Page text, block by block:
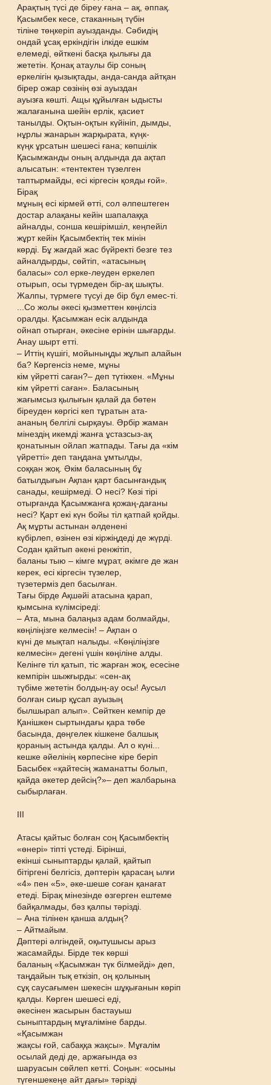
Арақтың түсі де біреу ғана – ақ, әппақ.
Қасымбек кесе, стаканның түбін
тіліне төңкеріп ауызданды. Сәбидің
ондай ұсақ еркіндігін ілкіде ешкім
елемеді, өйткені басқа қылығы да
жететін. Қонақ атаулы бір соның
еркелігін қызықтады, анда-санда айтқан
бірер ожар сөзінің өзі ауыздан
ауызға көшті. Ащы құйылған ыдысты
жалағанына шейін ерлік, қасиет
танылды. Оқтын-оқтын күйініп, дымды,
нұрлы жанарын жарқырата, күңк-
күңк ұрсатын шешесі ғана; көпшілік
Қасымжанды оның алдында да ақтап
алысатын: «тентектен түзелген
таптырмайды, есі кіргесін қояды ғой».
Бірақ
мұның есі кірмей өтті, сол әлпештеген
достар алақаны кейін шапалаққа
айналды, сонша кешірімшіл, кеңпейіл
жұрт кейін Қасымбектің тек мінін
көрді. Бұ жағдай жас бүйректі безге тез
айналдырды, сөйтіп, «атасының
баласы» сол ерке-леуден еркелеп
отырып, осы түрмеден бір-ақ шықты.
Жалпы, түрмеге түсуі де бір бұл емес-ті.
...Со жолы әкесі қызметтен көңілсіз
оралды. Қасымжан есік алдында
ойнап отырған, әкесіне ерінін шығарды.
Анау шырт етті.
– Иттің күшігі, мойыныңды жұлып алайын
ба? Көргенсіз неме, мұны
кім үйретті саған?– деп түтіккен. «Мұны
кім үйретті саған». Баласының
жағымсыз қылығын қалай да бөтен
біреуден көргісі кеп тұратын ата-
ананың белгілі сырқауы. Әрбір жаман
мінездің икемді жанға ұстазсыз-ақ
қонатынын ойлап жатпады. Тағы да «кім
үйретті» деп таңдана ұмтылды,
соққан жоқ. Әкім баласының бұ
батылдығын Ақпан қарт басынғандық
санады, кешірмеді. О несі? Көзі тірі
отырғанда Қасымжанға қожаң-дағаны
несі? Қарт екі күн бойы тіл қатпай қойды.
Ақ мұрты астынан әлденені
күбірлеп, өзінен өзі кіржіңдеді де жүрді.
Содан қайтып әкені ренжітіп,
баланы тыю – кімге мұрат, әкімге де жан
керек, есі кіргесін түзелер,
түзетерміз деп басылған.
Тағы бірде Ақшәйі атасына қарап,
қымсына күлімсіреді:
– Ата, мына балаңыз адам болмайды,
көңіліңізге келмесін! – Ақпан о
күні де мықтап налыды. «Көңіліңізге
келмесін» дегені үшін көңіліне алды.
Келінге тіл қатып, тіс жарған жоқ, есесіне
кемпірін шыжғырды: «сен-ақ
түбіме жететін болдың-ау осы! Аусыл
болған сиыр құсап ауызың
былшырап алып». Сөйткен кемпір де
Қанішкен сыртындағы қара төбе
басында, дөңгелек кішкене балшық
қораның астында қалды. Ал о күні...
кешке әйелінің көрпесіне кіре беріп
Басыбек «қайтесің жаманатты болып,
қайда әкетер дейсің?»– деп жалбарына
сыбырлаған.
ІІІ
Атасы қайтыс болған соң Қасымбектің
«өнері» тіпті үстеді. Бірінші,
екінші сыныптарды қалай, қайтып
бітіргені белгісіз, дәптерін қарасаң ылғи
«4» пен «5», әке-шеше соған қанағат
етеді. Бірақ мінезінде өзгерген ештеме
байқалмады, бәз қалпы тәрізді.
– Ана тілінен қанша алдың?
– Айтмайым.
Дәптері әлгіндей, оқытушысы арыз
жасамайды. Бірде тек көрші
баланың «Қасымжан түк білмейді» деп,
таңдайын тық еткізіп, оң қолының
сұқ саусағымен шекесін шұқығанын көріп
қалды. Көрген шешесі еді,
әкесінен жасырын бастауыш
сыныптардың мұғаліміне барды.
«Қасымжан
жақсы ғой, сабаққа жақсы». Мұғалім
осылай деді де, аржағында өз
шаруасын сөйлеп кетті. Соңын: «осыны
түгеншекеңе айт дағы» тәрізді